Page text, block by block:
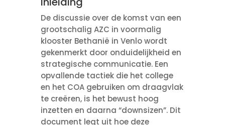
De discussie over de komst van een
grootschalig AZC in voormalig
klooster Bethanië in Venlo wordt
gekenmerkt door onduidelijkheid en
strategische communicatie. Een
opvallende tactiek die het college
en het COA gebruiken om draagvlak
te creëren, is het bewust hoog
inzetten en daarna “downsizen”. Dit
document legt uit hoe deze